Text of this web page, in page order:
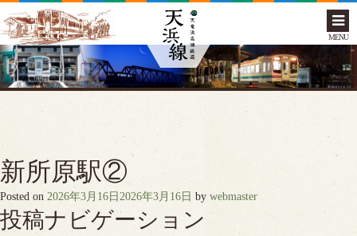
MENU
新所原駅②
Posted on 2026年3月16日 2026年3月16日 by webmaster
投稿ナビゲーション